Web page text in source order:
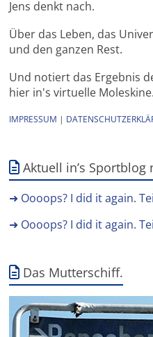
Jens denkt nach.
Über das Leben, das
und den ganzen Rest.
Und notiert das Ergebnis
hier in's virtuelle Moleskine.
IMPRESSUM |
Aktuell in’s Sportblog
➜ Oooops? I did it again.
➜ Oooops? I did it again.
Das Mutterschiff.